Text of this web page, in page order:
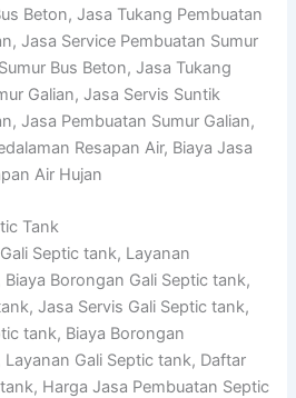
Beton, Jasa Tukang Pembuatan
Jasa Service Pembuatan Sumur
Bus Beton, Jasa Tukang
Galian, Jasa Servis Suntik
Jasa Pembuatan Sumur Galian,
Resapan Air, Biaya Jasa
Air Hujan
Tank
Septic tank, Layanan
Borongan Gali Septic tank,
Jasa Servis Gali Septic tank,
tank, Biaya Borongan
Gali Septic tank, Daftar
Harga Jasa Pembuatan Septic